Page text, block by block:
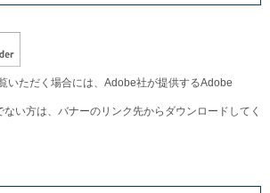
いただく場合には、Adobe社が提供するAdobe
い方は、バナーのリンク先からダウンロードしてく